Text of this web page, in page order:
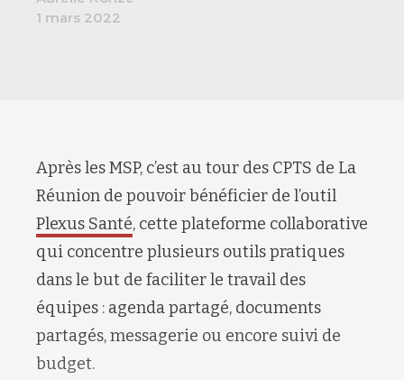
1 mars 2022
Après les MSP, c’est au tour des CPTS de La
Réunion de pouvoir bénéficier de l’outil
Plexus Santé, cette plateforme collaborative
qui concentre plusieurs outils pratiques
dans le but de faciliter le travail des
équipes : agenda partagé, documents
partagés, messagerie ou encore suivi de
budget.